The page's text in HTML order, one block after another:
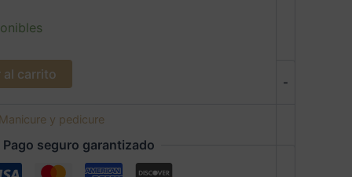
-
al carrito
y pedicure
Pago seguro garantizado